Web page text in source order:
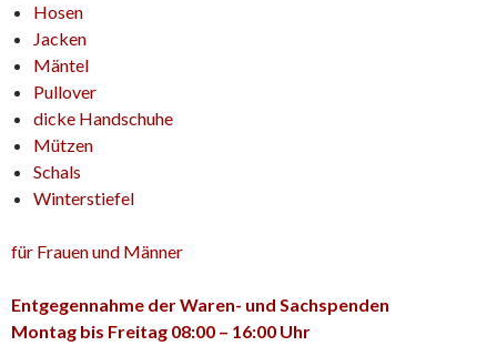
Hosen
Jacken
Mäntel
Pullover
dicke Handschuhe
Mützen
Schals
Winterstiefel
für Frauen und Männer
Entgegennahme der Waren- und Sachspenden
Montag bis Freitag 08:00 – 16:00 Uhr